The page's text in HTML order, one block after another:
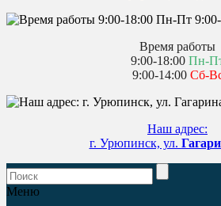
Время работы
9:00-18:00 Пн-
9:00-14:00 Сб-
Наш адрес:
г. Урюпинск, ул.
Меню